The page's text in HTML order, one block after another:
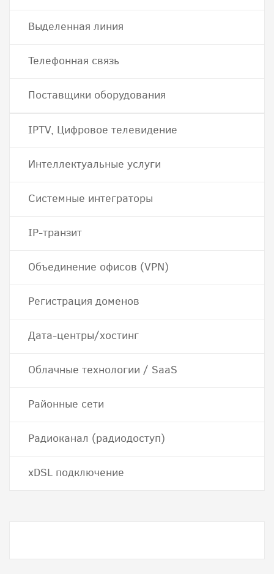
Выделенная линия
Телефонная связь
Поставщики оборудования
IPTV, Цифровое телевидение
Интеллектуальные услуги
Системные интеграторы
IP-транзит
Объединение офисов (VPN)
Регистрация доменов
Дата-центры/хостинг
Облачные технологии / SaaS
Районные сети
Радиоканал (радиодоступ)
хDSL подключение